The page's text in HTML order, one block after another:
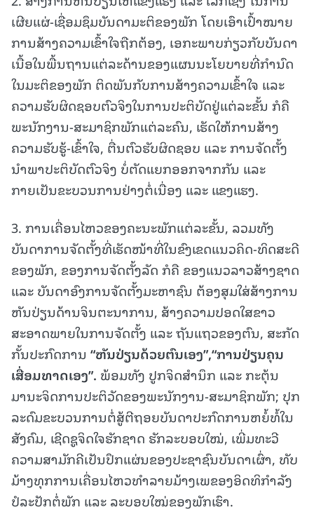
ເຜີຍແຜ່-ເຊື່ອມຊຶມບັນດາມະຕິຂອງພັກ ໂດຍເອົາເປົ້າໝາຍ
ການສ້າງຄວາມເຂົ້າໃຈຖືກຕ້ອງ, ເອກະພາບກ່ຽວກັບບັນດາ
ເນື້ອໃນພື້ນຖານແຕ່ລະດ້ານຂອງແຜນນະໂຍບາຍທີ່ກໍານົດ
ໃນມະຕິຂອງພັກ ຕິດພັນກັບການສ້າງຄວາມເຂົ້າໃຈ ແລະ
ຄວາມຮັບຜິດຊອບຕົວຈິງໃນການປະຕິບັດຢູ່ແຕ່ລະຂັ້ນ ກໍຄື
ພະນັກງານ-ສະມາຊິກພັກແຕ່ລະຄົນ, ເຮັດໃຫ້ການສ້າງ
ຄວາມຮັບຮູ້-ເຂົ້າໃຈ, ຕື່ນຕົວຮັບຜິດຊອບ ແລະ ການຈັດຕັ້ງ
ນໍາພາປະຕິບັດຕົວຈິງ ບໍ່ຕັດແຍກອອກຈາກກັນ ແລະ
ກາຍເປັນຂະບວນການຢ່າງຕໍ່ເນື່ອງ ແລະ ແຂງແຮງ.
3. ການເຄື່ອນໄຫວຂອງຄະນະພັກແຕ່ລະຂັ້ນ, ລວມທັງ
ບັນດາການຈັດຕັ້ງທີ່ເຮັດໜ້າທີ່ໃນຂົງເຂດແນວຄິດ-ທິດສະດີ
ຂອງພັກ, ຂອງການຈັດຕັ້ງລັດ ກໍຄື ຂອງແນວລາວສ້າງຊາດ
ແລະ ບັນດາອົງການຈັດຕັ້ງມະຫາຊົນ ຕ້ອງສຸມໃສ່ສ້າງການ
ຫັນປ່ຽນດ້ານຈິນຕະນາການ, ສ້າງຄວາມປອດໃສຂາວ
ສະອາດພາຍໃນການຈັດຕັ້ງ ແລະ ຖັນແຖວຂອງຕົນ, ສະກັດ
ກັ້ນປະກົດການ “ຫັນປ່ຽນດ້ວຍຕົນເອງ”,“ການປ່ຽນຄຸນ
ເສື່ອມທາດເອງ”. ພ້ອມທັງ ປູກຈິດສໍານຶກ ແລະ ກະຕຸ້ນ
ມານະຈິດການປະຕິວັດຂອງພະນັກງານ-ສະມາຊິກພັກ; ປຸກ
ລະດົມຂະບວນການຕໍ່ສູ້ຕີຖອຍບັນດາປະກົດການຫຍໍ້ທໍ້ໃນ
ສັງຄົມ, ເຊີດຊູຈິດໃຈຮັກຊາດ ຮັກລະບອບໃໝ່, ເພີ່ມທະວີ
ຄວາມສາມັກຄີເປັນປຶກແຜ່ນຂອງປະຊາຊົນບັນດາເຜົ່າ, ທັບ
ມ້າງທຸກການເຄື່ອນໄຫວທໍາລາຍມ້າງເພຂອງອິດທິກໍາລັງ
ປໍລະປັກຕໍ່ພັກ ແລະ ລະບອບໃໝ່ຂອງພັກເຮົາ.